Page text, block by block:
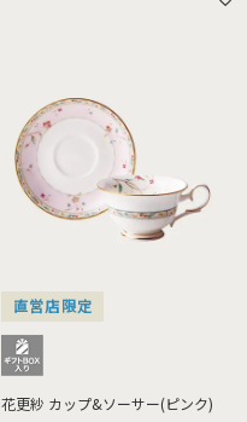
直営店限定
花更紗 カップ&ソーサー(ピンク)